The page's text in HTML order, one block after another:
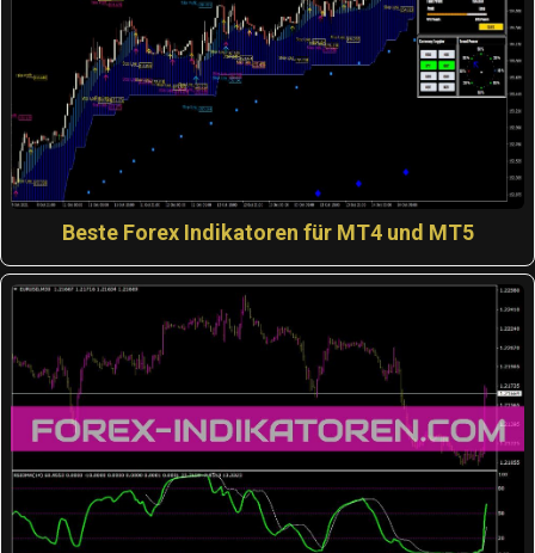
Beste Forex Indikatoren für MT4 und MT5